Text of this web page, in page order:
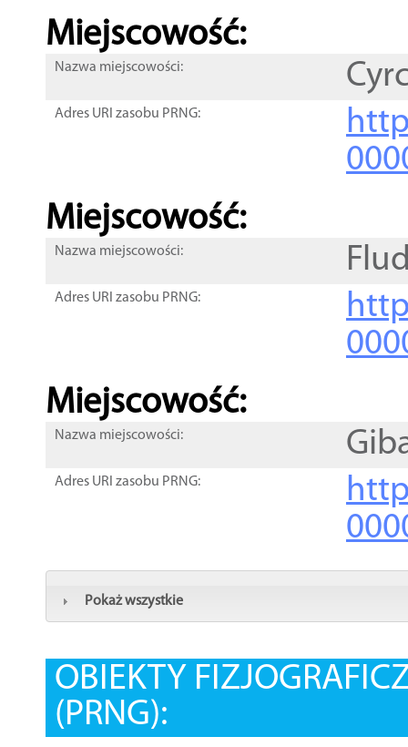
Miejscowość:
Nazwa miejscowości:
Adres URI zasobu PRNG:
Miejscowość:
Nazwa miejscowości:
Adres URI zasobu PRNG:
Miejscowość:
Nazwa miejscowości:
Adres URI zasobu PRNG:
Pokaż wszystkie
OBIEKTY
(PRNG):